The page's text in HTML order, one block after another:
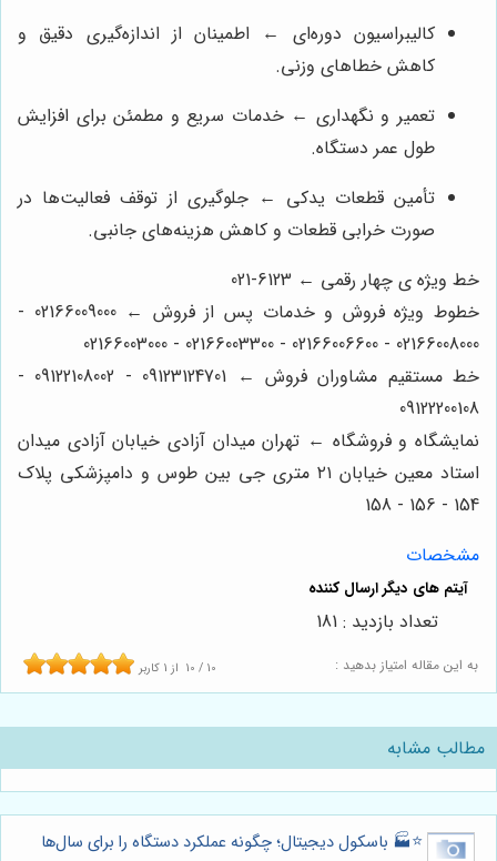
کالیبراسیون دوره‌ای ← اطمینان از اندازه‌گیری دقیق و
کاهش خطاهای وزنی.
تعمیر و نگهداری ← خدمات سریع و مطمئن برای افزایش
طول عمر دستگاه.
تأمین قطعات یدکی ← جلوگیری از توقف فعالیت‌ها در
صورت خرابی قطعات و کاهش هزینه‌های جانبی.
خط ویژه ی چهار رقمی ← 6123-021
خطوط ویژه فروش و خدمات پس از فروش ← 02166009000 -
02166008000 - 02166006600 - 02166003300 - 02166003000
خط مستقیم مشاوران فروش ← 09123124701 - 09122108002 -
09122200108
نمایشگاه و فروشگاه ← تهران میدان آزادی خیابان آزادی میدان
استاد معین خیابان ۲۱ متری جی بین طوس و دامپزشکی پلاک
154 - 156 - 158
مشخصات
به این مقاله امتیاز بدهید : 10 / 10 از1 کاربر
تعداد بازدید : 181
مطالب مشابه
⭐️🏭 باسکول دیجیتال؛ چگونه عملکرد دستگاه را برای سال‌ها